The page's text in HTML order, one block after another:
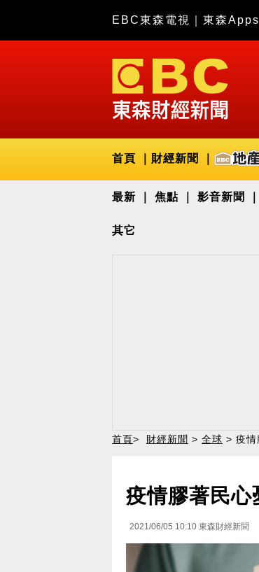
EBC東森電視 東森Apps
首頁 財經新聞
最新 焦點 影音新聞
其它
首頁> 財經新聞 > 全球 > 疫情
疫情膠著民心
2021/06/05 10:10 東森財經新聞